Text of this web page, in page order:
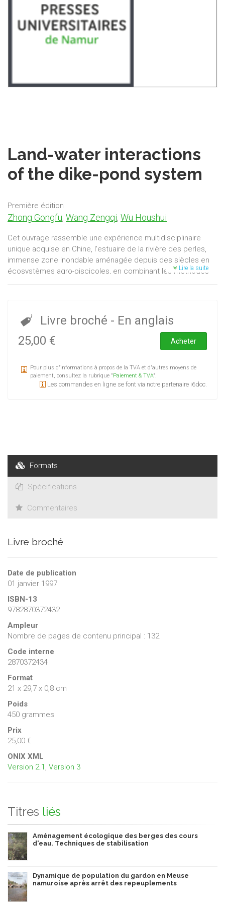
Land-water interactions
of the dike-pond system
Première édition
Zhong Gongfu, Wang Zengqi, Wu Houshui
Cet ouvrage rassemble une expérience multidisciplinaire
unique acquise en Chine, l'estuaire de la rivière des perles,
immense zone inondable aménagée depuis des siècles en
écosystèmes agro-piscicoles, en combinant les méthodes
de producteurs, de défense de l'environnement... puiseront
dans ce document les informations utiles à une gestion et
une valorisation plus écologique des milieux aquatiques.
Lire la suite
Livre broché - En anglais
25,00 €
Acheter
Pour plus d'informations à propos de la TVA et d'autres moyens de
paiement, consultez la rubrique "Paiement & TVA".
Les commandes en ligne se font via notre partenaire i6doc.
Formats
Spécifications
Commentaires
Livre broché
Date de publication
01 janvier 1997
ISBN-13
9782870372432
Ampleur
Nombre de pages de contenu principal : 132
Code interne
2870372434
Format
21 x 29,7 x 0,8 cm
Poids
450 grammes
Prix
25,00 €
ONIX XML
Version 2.1 Version 3
Titres liés
Aménagement écologique des berges des cours
d'eau. Techniques de stabilisation
Dynamique de population du gardon en Meuse
namuroise après arrêt des repeuplements